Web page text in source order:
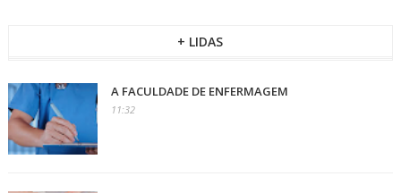
+ LIDAS
A FACULDADE DE ENFERMAGEM
11:32